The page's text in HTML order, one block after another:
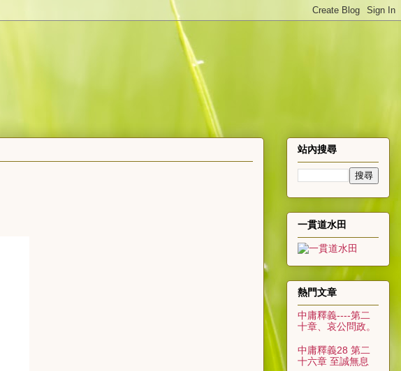
站內搜尋
一貫道水田
熱門文章
中庸釋義----第二
十章、哀公問政。
中庸釋義28 第二
十六章 至誠無息